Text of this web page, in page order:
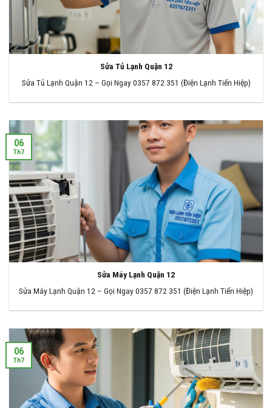
Sửa Tủ Lạnh Quận 12
Sửa Tủ Lạnh Quận 12 – Gọi Ngay 0357 872 351 (Điện Lạnh Tiến Hiệp)
Sửa Máy Lạnh Quận 12
Sửa Máy Lạnh Quận 12 – Gọi Ngay 0357 872 351 (Điện Lạnh Tiến Hiệp)
06
Th7
06
Th7